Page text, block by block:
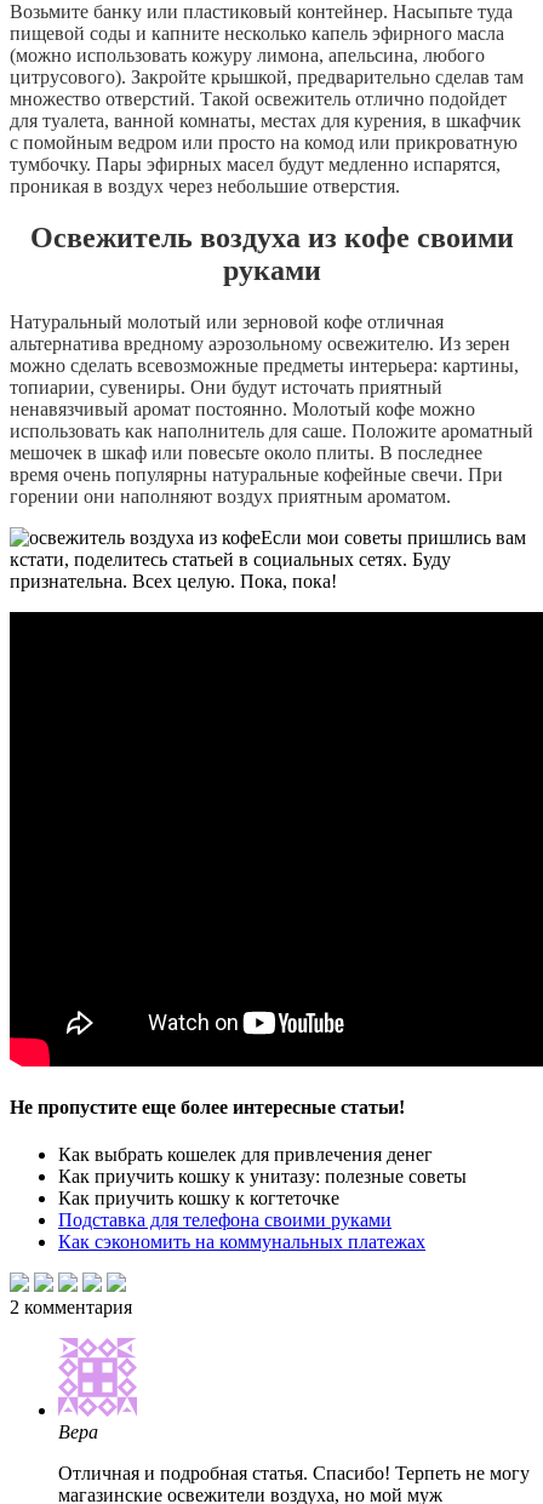
Возьмите банку или пластиковый контейнер. Насыпьте туда
пищевой соды и капните несколько капель эфирного масла
(можно использовать кожуру лимона, апельсина, любого
цитрусового). Закройте крышкой, предварительно сделав там
множество отверстий. Такой освежитель отлично подойдет
для туалета, ванной комнаты, местах для курения, в шкафчик
с помойным ведром или просто на комод или прикроватную
тумбочку. Пары эфирных масел будут медленно испарятся,
проникая в воздух через небольшие отверстия.
Освежитель воздуха из кофе своими
руками
Натуральный молотый или зерновой кофе отличная
альтернатива вредному аэрозольному освежителю. Из зерен
можно сделать всевозможные предметы интерьера: картины,
топиарии, сувениры. Они будут источать приятный
ненавязчивый аромат постоянно. Молотый кофе можно
использовать как наполнитель для саше. Положите ароматный
мешочек в шкаф или повесьте около плиты. В последнее
время очень популярны натуральные кофейные свечи. При
горении они наполняют воздух приятным ароматом.
Если мои советы пришлись вам
кстати, поделитесь статьей в социальных сетях. Буду
признательна. Всех целую. Пока, пока!
Не пропустите еще более интересные статьи!
Как выбрать кошелек для привлечения денег
Как приучить кошку к унитазу: полезные советы
Как приучить кошку к когтеточке
Подставка для телефона своими руками
Как сэкономить на коммунальных платежах
2 комментария
Вера
Отличная и подробная статья. Спасибо! Терпеть не могу
магазинские освежители воздуха, но мой муж